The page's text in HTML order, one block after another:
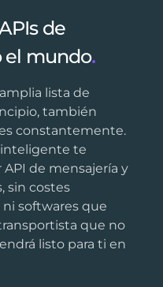
de
el mundo.
lista de
también
constantemente.
te
de mensajería y
sin costes
softwares que
que no
listo para ti en